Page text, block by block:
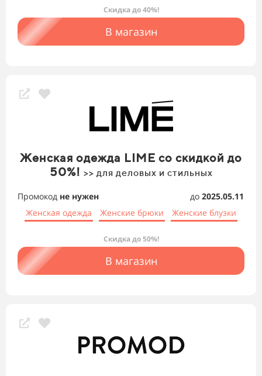
Скидка до 40%!
В магазин
Женская одежда LIME со скидкой до
50%! >> для деловых и стильных
Промокод не нужен до 2025.05.11
Женская одежда
Женские брюки Женские блузки
Скидка до 50%!
В магазин